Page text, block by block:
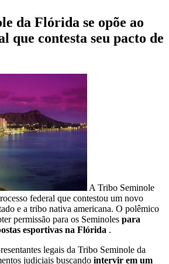
da Flórida se opõe ao
que contesta seu pacto de
A Tribo Seminole
federal que contestou um novo
e a tribo nativa americana. O polêmico
permissão para os Seminoles para
esportivas na Flórida .
legais da Tribo Seminole da
judiciais buscando intervir em um